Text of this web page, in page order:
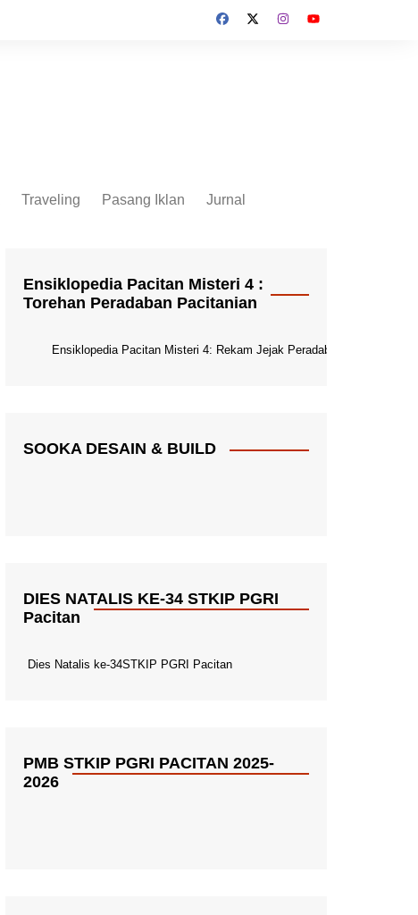
Traveling Pasang Iklan Jurnal
Ensiklopedia Pacitan Misteri 4 :
Torehan Peradaban Pacitanian
Ensiklopedia Pacitan Misteri 4: Rekam Jejak Peradaban Dunia
SOOKA DESAIN & BUILD
DIES NATALIS KE-34 STKIP PGRI
Pacitan
Dies Natalis ke-34STKIP PGRI Pacitan
PMB STKIP PGRI PACITAN 2025-
2026